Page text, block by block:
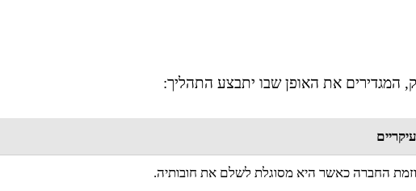
המגדירים את האופן שבו יתבצע התהליך:
החברה כאשר היא מסוגלת לשלם את חובותיה.